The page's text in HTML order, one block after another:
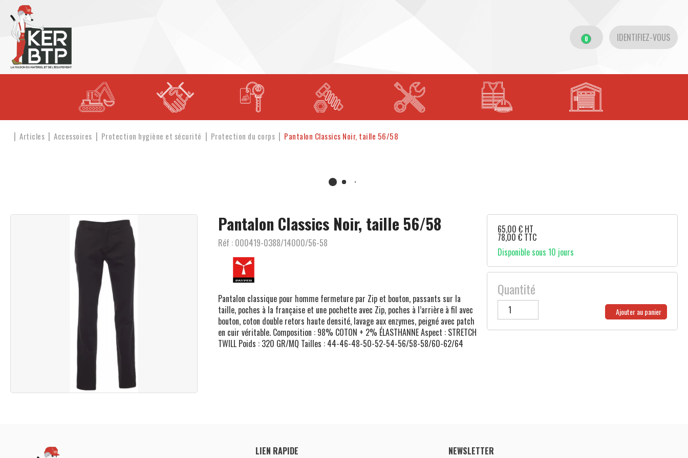
0 IDENTIFIEZ-VOUS
Articles Accessoires Protection hygiène et sécurité Protection du corps Pantalon Classics Noir, taille 56/58
Pantalon Classics Noir, taille 56/58
Réf : 000419-0388/14000/56-58
Pantalon classique pour homme fermeture par Zip et bouton, passants sur la
taille, poches à la française et une pochette avec Zip, poches à l’arrière à fil avec
bouton, coton double retors haute densité, lavage aux enzymes, peigné avec patch
en cuir véritable. Composition : 98% COTON + 2% ÉLASTHANNE Aspect : STRETCH
TWILL Poids : 320 GR/MQ Tailles : 44-46-48-50-52-54-56/58-58/60-62/64
65,00€ HT
78,00€ TTC
Disponible sous 10 jours
Quantité
Ajouter au panier
LIEN RAPIDE NEWSLETTER